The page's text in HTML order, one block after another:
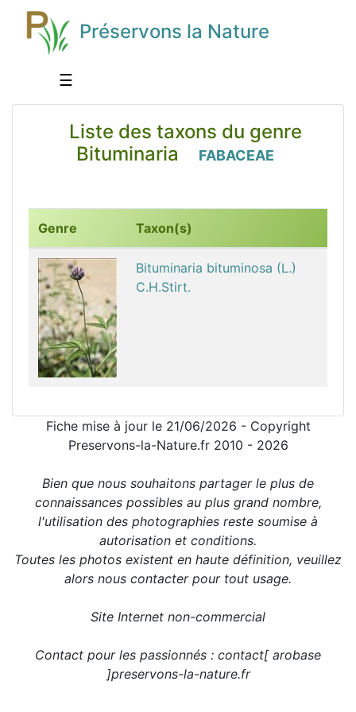
Préservons la Nature
☰
Liste des taxons du genre
Bituminaria
FABACEAE
Genre Taxon(s)
Bituminaria bituminosa (L.)
C.H.Stirt.
Fiche mise à jour le 21/06/2026 - Copyright
Preservons-la-Nature.fr 2010 - 2026
Bien que nous souhaitons partager le plus de
connaissances possibles au plus grand nombre,
l'utilisation des photographies reste soumise à
autorisation et conditions.
Toutes les photos existent en haute définition, veuillez
alors nous contacter pour tout usage.
Site Internet non-commercial
Contact pour les passionnés : contact[ arobase
]preservons-la-nature.fr